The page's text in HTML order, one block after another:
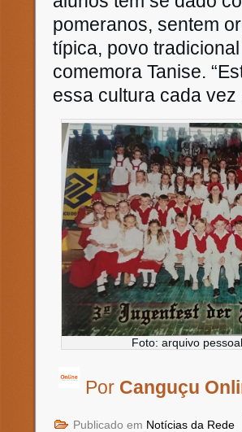
pomeranos, sentem
típica, povo
comemora Tanise.
essa cultura cada
Foto: arquivo
Por Canguçu
Publicado em Notícias da Rede